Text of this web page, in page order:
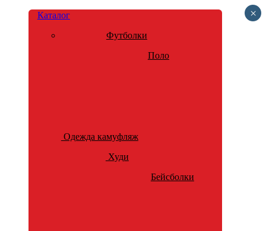
Каталог
Футболки
Поло
Одежда камуфляж
Худи
Бейсболки
×